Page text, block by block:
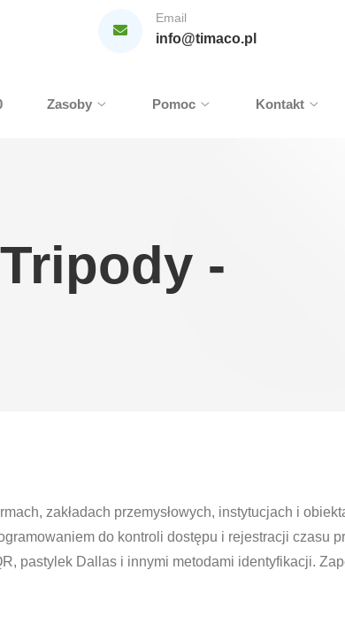
Email
info@timaco.pl
Zasoby Pomoc Kontakt
-
zakładach przemysłowych, instytucjach i
do kontroli dostępu i rejestracji czasu
pastylek Dallas i innymi metodami identyfikacji.